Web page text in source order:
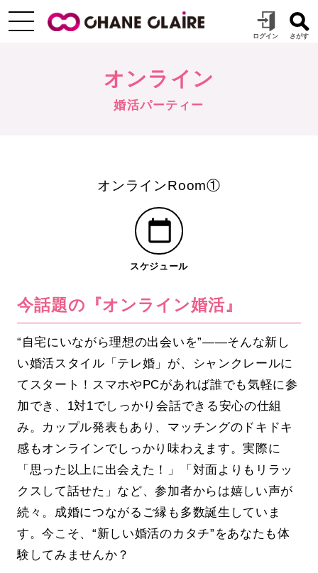
オンライン
婚活パーティー
オンラインRoom①
スケジュール
今話題の『オンライン婚活』
“自宅にいながら理想の出会いを”――そんな新し
い婚活スタイル「テレ婚」が、シャンクレールに
てスタート！スマホやPCがあれば誰でも気軽に参
加でき、1対1でしっかり会話できる安心の仕組
み。カップル発表もあり、マッチングのドキドキ
感もオンラインでしっかり味わえます。実際に
「思った以上に出会えた！」「対面よりもリラッ
クスして話せた」など、参加者からは嬉しい声が
続々。成婚につながるご縁も多数誕生していま
す。今こそ、“新しい婚活のカタチ”をあなたも体
験してみませんか？